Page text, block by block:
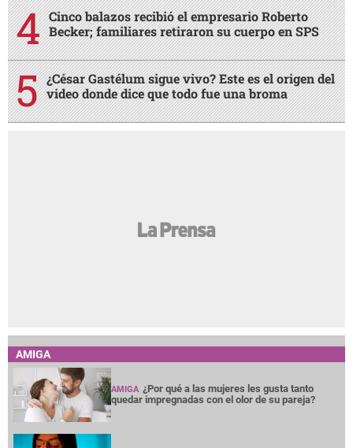
Cinco balazos recibió el empresario Roberto
Becker; familiares retiraron su cuerpo en SPS
¿César Gastélum sigue vivo? Este es el origen del
video donde dice que todo fue una broma
AMIGA
AMIGA ¿Por qué a las mujeres les gusta tanto
quedar impregnadas con el olor de su pareja?